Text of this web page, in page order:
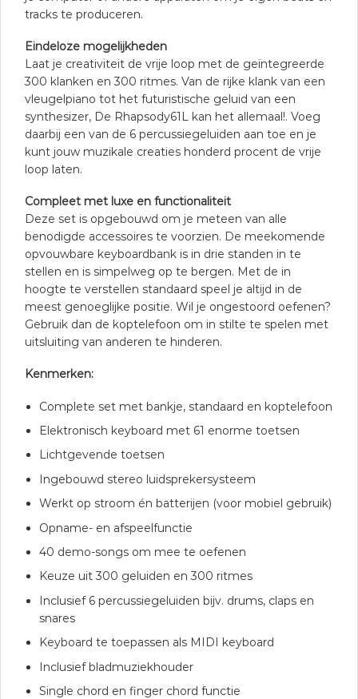
tracks te produceren.
Eindeloze mogelijkheden
Laat je creativiteit de vrije loop met de geïntegreerde
300 klanken en 300 ritmes. Van de rijke klank van een
vleugelpiano tot het futuristische geluid van een
synthesizer, De Rhapsody61L kan het allemaal!. Voeg
daarbij een van de 6 percussiegeluiden aan toe en je
kunt jouw muzikale creaties honderd procent de vrije
loop laten.
Compleet met luxe en functionaliteit
Deze set is opgebouwd om je meteen van alle
benodigde accessoires te voorzien. De meekomende
opvouwbare keyboardbank is in drie standen in te
stellen en is simpelweg op te bergen. Met de in
hoogte te verstellen standaard speel je altijd in de
meest genoeglijke positie. Wil je ongestoord oefenen?
Gebruik dan de koptelefoon om in stilte te spelen met
uitsluiting van anderen te hinderen.
Kenmerken:
Complete set met bankje, standaard en koptelefoon
Elektronisch keyboard met 61 enorme toetsen
Lichtgevende toetsen
Ingebouwd stereo luidsprekersysteem
Werkt op stroom én batterijen (voor mobiel gebruik)
Opname- en afspeelfunctie
40 demo-songs om mee te oefenen
Keuze uit 300 geluiden en 300 ritmes
Inclusief 6 percussiegeluiden bijv. drums, claps en
snares
Keyboard te toepassen als MIDI keyboard
Inclusief bladmuziekhouder
Single chord en finger chord functie